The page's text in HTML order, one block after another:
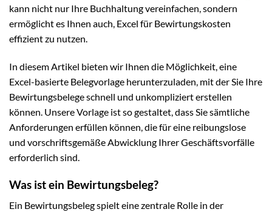
kann nicht nur Ihre Buchhaltung vereinfachen, sondern
ermöglicht es Ihnen auch, Excel für Bewirtungskosten
effizient zu nutzen.
In diesem Artikel bieten wir Ihnen die Möglichkeit, eine
Excel-basierte Belegvorlage herunterzuladen, mit der Sie Ihre
Bewirtungsbelege schnell und unkompliziert erstellen
können. Unsere Vorlage ist so gestaltet, dass Sie sämtliche
Anforderungen erfüllen können, die für eine reibungslose
und vorschriftsgemäße Abwicklung Ihrer Geschäftsvorfälle
erforderlich sind.
Was ist ein Bewirtungsbeleg?
Ein Bewirtungsbeleg spielt eine zentrale Rolle in der